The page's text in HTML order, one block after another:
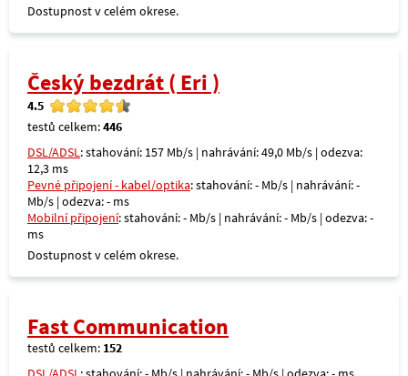
Dostupnost v celém okrese.
Český bezdrát ( Eri )
4.5
testů celkem:446
DSL/ADSL: stahování: 157 Mb/s | nahrávání: 49,0 Mb/s | odezva:
12,3 ms
Pevné připojení - kabel/optika: stahování: - Mb/s | nahrávání: -
Mb/s | odezva: - ms
Mobilní připojení: stahování: - Mb/s | nahrávání: - Mb/s | odezva: -
ms
Dostupnost v celém okrese.
Fast Communication
testů celkem: 152